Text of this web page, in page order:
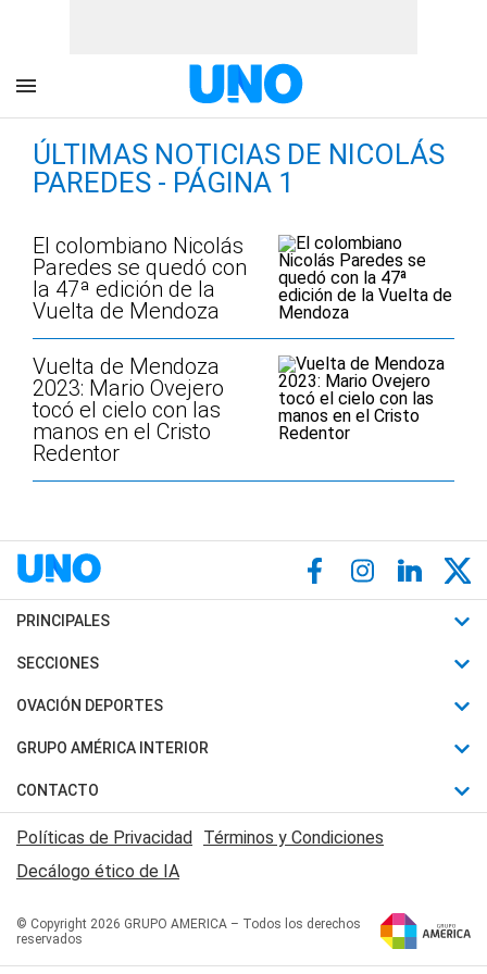
ÚLTIMAS NOTICIAS DE NICOLÁS
PAREDES - PÁGINA 1
El colombiano Nicolás
Paredes se quedó con
la 47ª edición de la
Vuelta de Mendoza
Vuelta de Mendoza
2023: Mario Ovejero
tocó el cielo con las
manos en el Cristo
Redentor
PRINCIPALES
Últimas Noticias
Política
Judiciales
Economia
SECCIONES
Horóscopo
Motores
Trucos caseros
Series y Películas
Edictos y Solicitadas
OVACIÓN DEPORTES
Fútbol
Mundial
Automovilismo
Rugby
Básquet
GRUPO AMÉRICA INTERIOR
Canal 7 en Vivo
San Juan 8
CONTACTO
Acerca de Nosotros
Contactanos
Políticas de Privacidad Términos y Condiciones
Decálogo ético de IA
© Copyright 2026 GRUPO AMERICA – Todos los derechos
reservados